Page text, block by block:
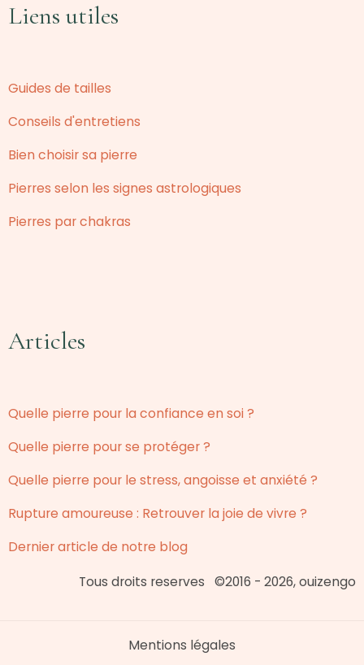
Liens utiles
Guides de tailles
Conseils d'entretiens
Bien choisir sa pierre
Pierres selon les signes astrologiques
Pierres par chakras
Articles
Quelle pierre pour la confiance en soi ?
Quelle pierre pour se protéger ?
Quelle pierre pour le stress, angoisse et anxiété ?
Rupture amoureuse : Retrouver la joie de vivre ?
Dernier article de notre blog
Tous droits reserves ©2016 - 2026, ouizengo
Mentions légales